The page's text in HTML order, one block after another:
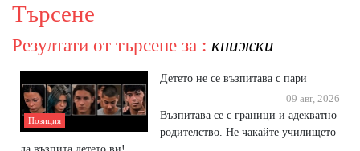
Търсене
Резултати от търсене за : книжки
Позиция
Детето не се възпитава с пари
09 авг, 2026
Възпитава се с граници и адекватно
родителство. Не чакайте училището